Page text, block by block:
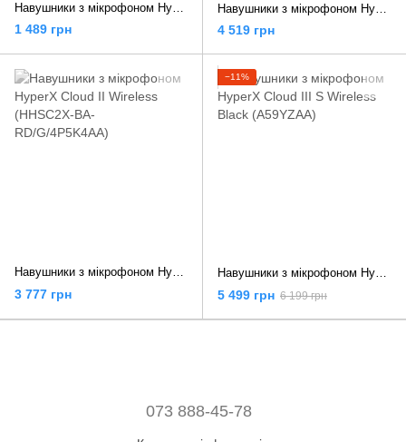
1 489 грн 4 519 грн
Навушники з мікрофоном HyperX Cloud II Wireless (HHSC2X-BA-RD/G/4P5K4AA)
3 777 грн
−11%
Навушники з мікрофоном HyperX Cloud III S Wireless Black (A59YZAA)
5 499 грн 6 199 грн
073 888-45-78